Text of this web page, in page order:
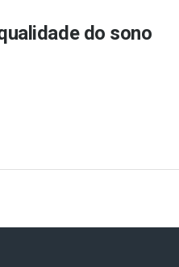
do sono